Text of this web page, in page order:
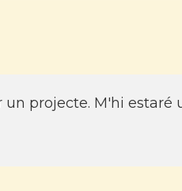
projecte. M'hi estaré